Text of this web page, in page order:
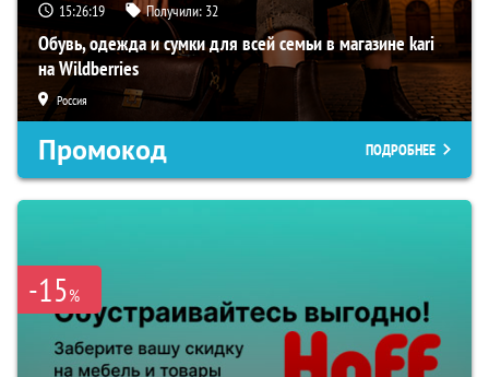
15:26:18 Получили: 32
Обувь, одежда и сумки для всей семьи в магазине kari
на Wildberries
Россия
Промокод ПОДРОБНЕЕ
-15%